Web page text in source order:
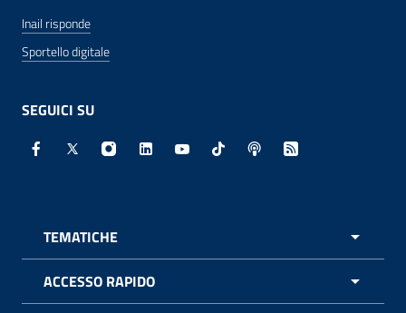
Inail risponde
Sportello digitale
SEGUICI SU
Facebook - Sito esterno - Apertura in nuova finestra
X - Sito esterno - Apertura in nuova finestra
Instagram - Sito esterno - Apertura in
Linkedin - Sito esterno - Apertura in
Youtube - Sito esterno -
TikTok - Sito esterno -
Spreaker - Sito
Feed RSS -
TEMATICHE
ACCESSO RAPIDO